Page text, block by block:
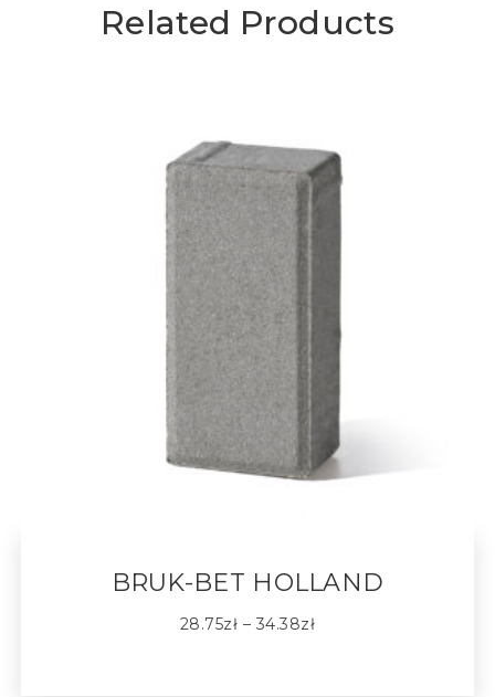
Related Products
BRUK-BET HOLLAND
28.75zł – 34.38zł